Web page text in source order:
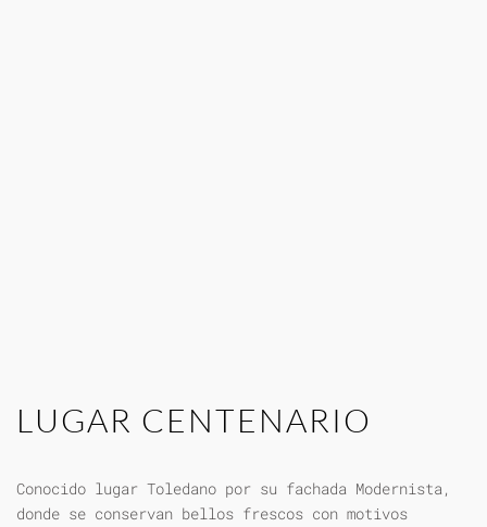
LUGAR CENTENARIO
Conocido lugar Toledano por su fachada Modernista,
donde se conservan bellos frescos con motivos